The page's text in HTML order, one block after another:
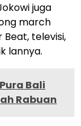
juga
march
televisi,
lannya.
Bali
Rabuan